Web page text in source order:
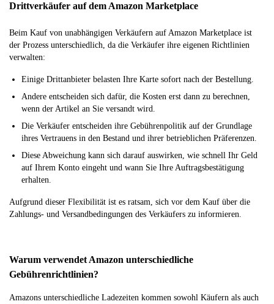
Drittverkäufer auf dem Amazon Marketplace
Beim Kauf von unabhängigen Verkäufern auf Amazon Marketplace ist
der Prozess unterschiedlich, da die Verkäufer ihre eigenen Richtlinien
verwalten:
Einige Drittanbieter belasten Ihre Karte sofort nach der Bestellung.
Andere entscheiden sich dafür, die Kosten erst dann zu berechnen,
wenn der Artikel an Sie versandt wird.
Die Verkäufer entscheiden ihre Gebührenpolitik auf der Grundlage
ihres Vertrauens in den Bestand und ihrer betrieblichen Präferenzen.
Diese Abweichung kann sich darauf auswirken, wie schnell Ihr Geld
auf Ihrem Konto eingeht und wann Sie Ihre Auftragsbestätigung
erhalten.
Aufgrund dieser Flexibilität ist es ratsam, sich vor dem Kauf über die
Zahlungs- und Versandbedingungen des Verkäufers zu informieren.
Warum verwendet Amazon unterschiedliche
Gebührenrichtlinien?
Amazons unterschiedliche Ladezeiten kommen sowohl Käufern als auch